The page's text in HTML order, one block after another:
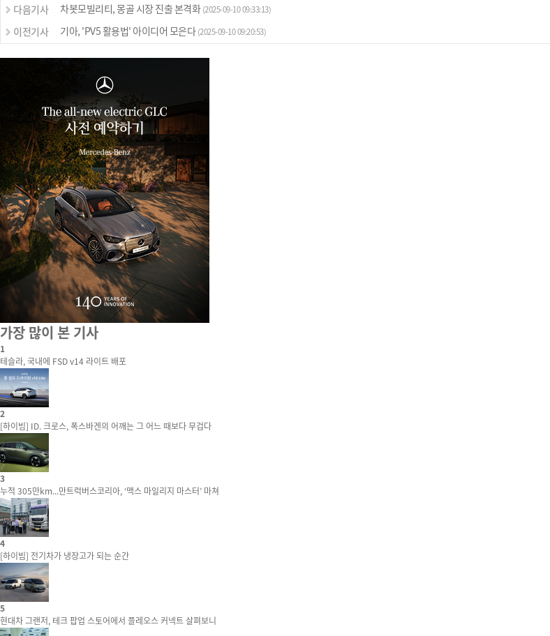
다음기사 차봇모빌리티, 몽골 시장 진출 본격화 (2025-09-10 09:33:13)
이전기사 기아, 'PV5 활용법' 아이디어 모은다 (2025-09-10 09:20:53)
가장 많이 본 기사
1
테슬라, 국내에 FSD v14 라이트 배포
2
[하이빔] ID. 크로스, 폭스바겐의 어깨는 그 어느 때보다 무겁다
3
누적 305만km...만트럭버스코리아, ‘맥스 마일리지 마스터’ 마쳐
4
[하이빔] 전기차가 냉장고가 되는 순간
5
현대차 그랜저, 테크 팝업 스토어에서 플레오스 커넥트 살펴보니